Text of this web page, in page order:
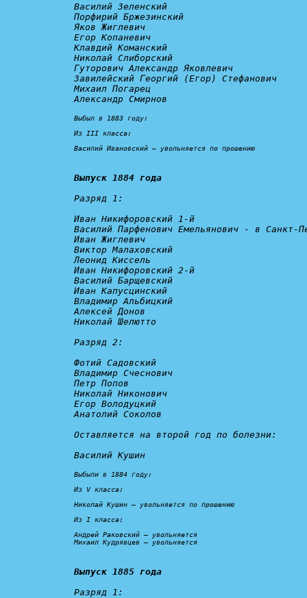
Василий Зеленский
Порфирий Бржезинский
Яков Жиглевич
Егор Копаневич
Клавдий Команский
Николай Слиборский
Гуторович Александр Яковлевич
Завилейский Георгий (Егор) Стефанович
Михаил Погарец
Александр Смирнов
Выбыл в 1883 году:
Из III класса:
Василий Ивановский – увольняется по прошению
Выпуск 1884 года
Разряд 1:
Иван Никифоровский 1-й
Василий Парфенович Емельянович - в Санкт-
Иван Жиглевич
Виктор Малаховский
Леонид Киссель
Иван Никифоровский 2-й
Василий Барщевский
Иван Капусцинский
Владимир Альбицкий
Алексей Донов
Николай Шелютто
Разряд 2:
Фотий Садовский
Владимир Счеснович
Петр Попов
Николай Никонович
Егор Володуцкий
Анатолий Соколов
Оставляется на второй год по болезни:
Василий Кушин
Выбыли в 1884 году:
Из V класса:
Николай Кушин – увольняется по прошению
Из I класса:
Андрей Раковский – увольняется
Михаил Кудрявцев – увольняется
Выпуск 1885 года
Разряд 1: